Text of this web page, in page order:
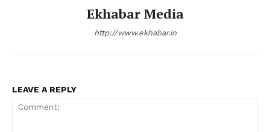
Ekhabar Media
http://www.ekhabar.in
LEAVE A REPLY